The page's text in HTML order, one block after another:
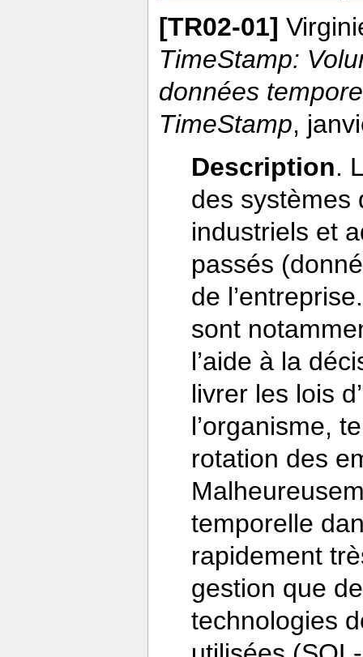
[TR02-01]
TimeStamp:
données
TimeStamp,
Description.
des systèmes
industriels et
passés
de
sont
l’aide à la
livrer les lois
l’organisme,
rotation des
temporelle
rapidement
gestion que
technologies